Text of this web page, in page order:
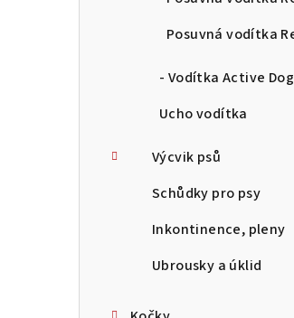
Posuvná vodítka
- Vodítka Active Dog
Ucho vodítka
Výcvik psů
Schůdky pro psy
Inkontinence, pleny
Ubrousky a úklid